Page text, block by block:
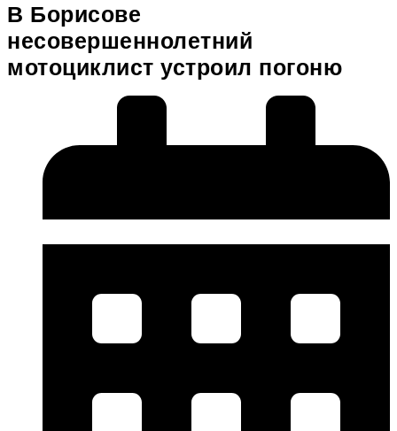
В Борисове
несовершеннолетний
мотоциклист устроил погоню